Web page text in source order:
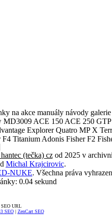
na akce manuály návody
ACE 150 ACE 250
Explorer Quatro MP X
Titanium Adonis Fisher F2
(tečka) czod 2025 v
Michal Krajcirovic.
NUKE. Všechna práva
0.04 sekund
SEO URL
SEO| ZenCart SEO